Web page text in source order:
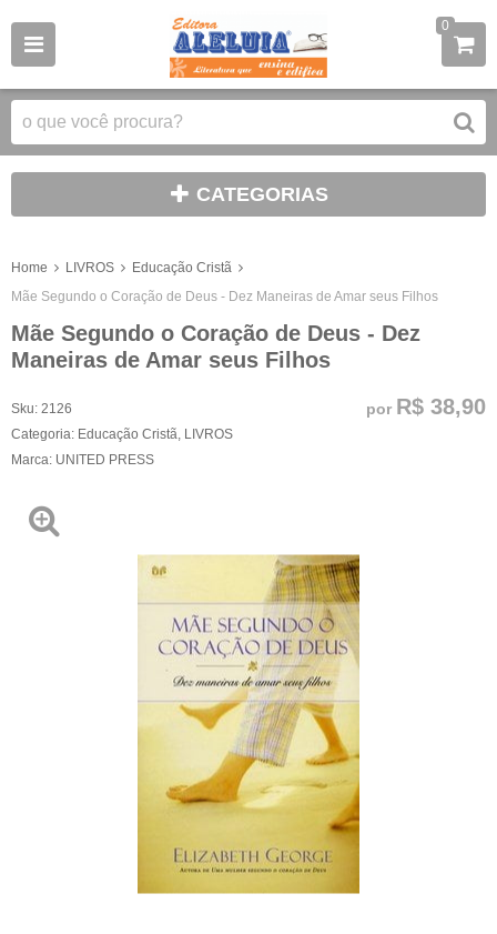
0
CATEGORIAS
Home LIVROS
Educação Cristã
Mãe Segundo o Coração de Deus - Dez Maneiras de Amar seus Filhos
Mãe Segundo o Coração de Deus - Dez
Maneiras de Amar seus Filhos
Sku: 2126
Categoria: Educação Cristã LIVROS
Marca: UNITED PRESS
por R$ 38,90